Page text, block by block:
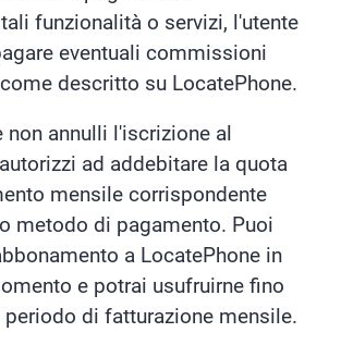
funzionalità o servizi, l'utente
eventuali commissioni
descritto su LocatePhone.
non annulli l'iscrizione al
ad addebitare la quota
mensile corrispondente
metodo di pagamento. Puoi
a LocatePhone in
e potrai usufruirne fino
di fatturazione mensile.